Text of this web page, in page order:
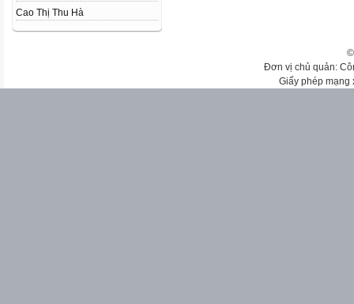
Cao Thị Thu Hà
Đơn vị chủ quản:
Giấy phép mạng